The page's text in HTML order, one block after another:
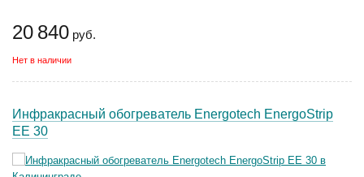
20 840 руб.
Нет в наличии
Инфракрасный обогреватель Energotech EnergoStrip
EE 30